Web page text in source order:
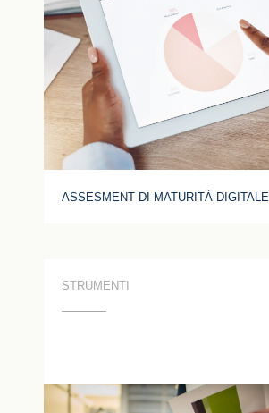
ASSESMENT DI MATURITÀ DIGITALE
STRUMENTI